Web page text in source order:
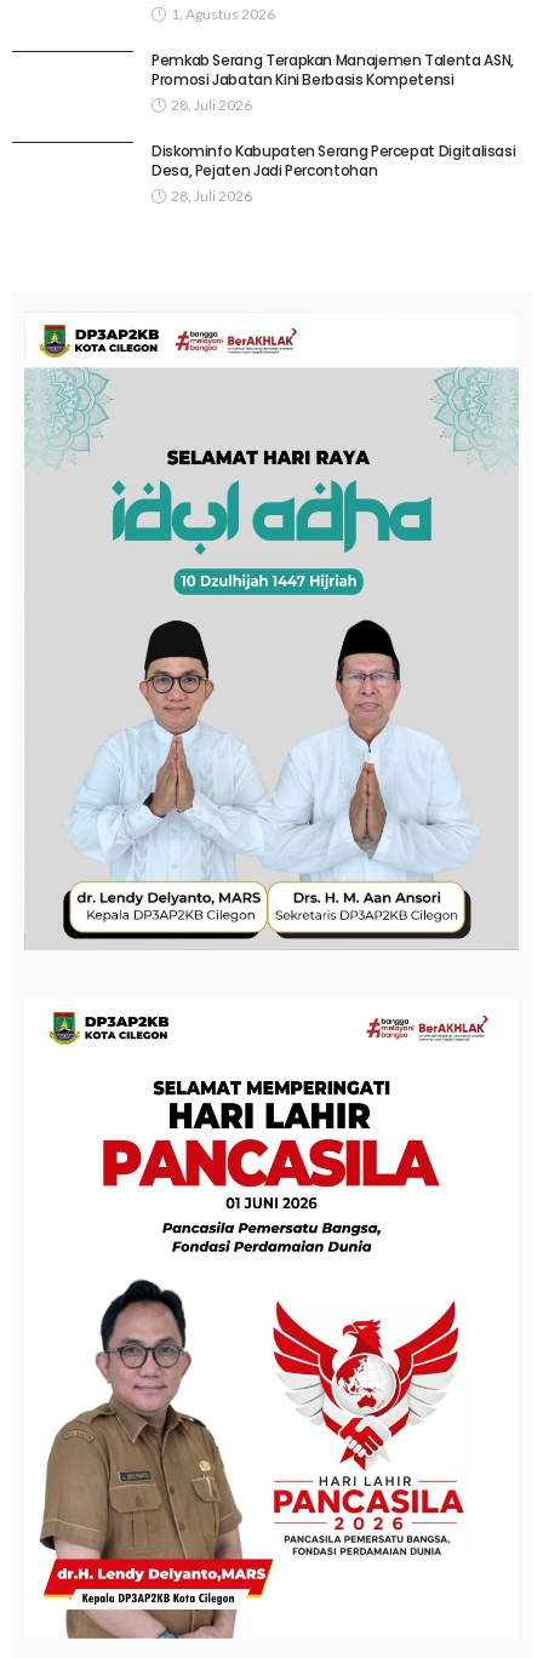
1, Agustus 2026
Pemkab Serang Terapkan Manajemen Talenta ASN,
Promosi Jabatan Kini Berbasis Kompetensi
28, Juli 2026
Diskominfo Kabupaten Serang Percepat Digitalisasi
Desa, Pejaten Jadi Percontohan
28, Juli 2026